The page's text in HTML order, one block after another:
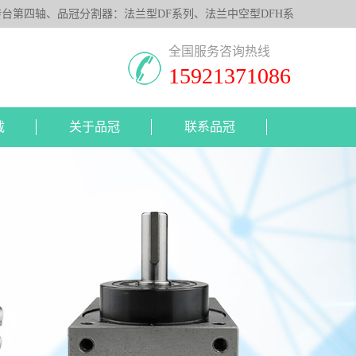
第四轴、品冠分割器：法兰型DF系列、法兰中空型DFH系
全国服务咨询热线
15921371086
关于品冠 联系品冠